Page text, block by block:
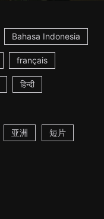
Bahasa Indonesia
français
हिन्दी
亚洲 短片